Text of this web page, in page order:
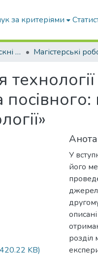
за критеріями
Кваліфікаційні випускні роботи бакалаврів і магістрів Магістерські
KB)
У
його
джерел
розділ